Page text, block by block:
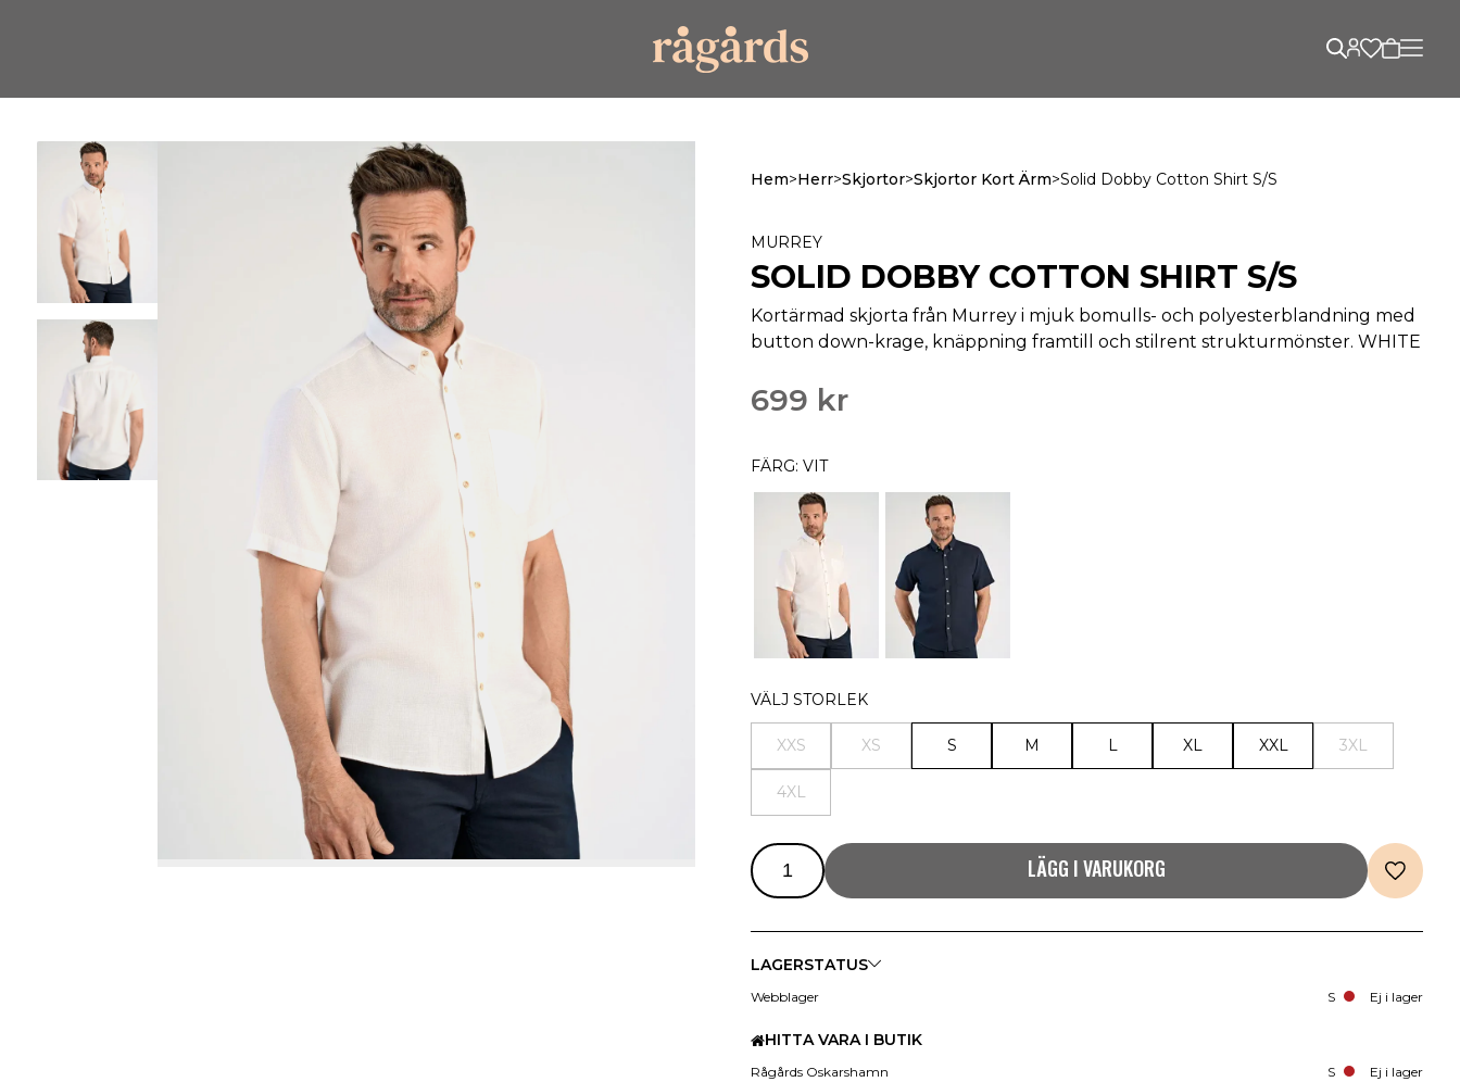
Hem>Herr>Skjortor>Skjortor Kort Ärm>Solid Dobby Cotton Shirt S/s
MURREY
SOLID DOBBY COTTON SHIRT S/S
Kortärmad skjorta från Murrey i mjuk bomulls- och polyesterblandning med
button down-krage, knäppning framtill och stilrent strukturmönster. WHITE
699 kr
FÄRG: VIT
VÄLJ STORLEK
XXS XS S M L XL XXL 3XL
4XL
LÄGG I VARUKORG
LAGERSTATUS
Webblager S Ej i lager
HITTA VARA I BUTIK
Rågårds Oskarshamn S
Ej i lager